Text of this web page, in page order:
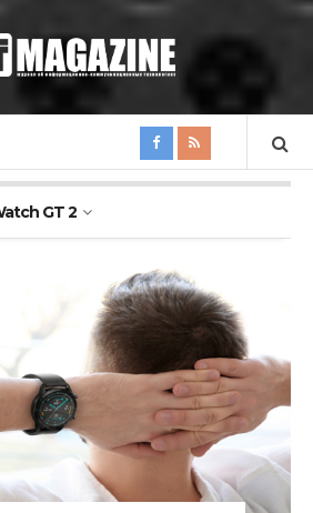
GT 2